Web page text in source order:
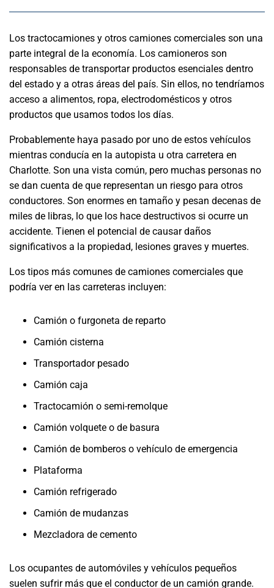
Los tractocamiones y otros camiones comerciales son una
parte integral de la economía. Los camioneros son
responsables de transportar productos esenciales dentro
del estado y a otras áreas del país. Sin ellos, no tendríamos
acceso a alimentos, ropa, electrodomésticos y otros
productos que usamos todos los días.
Probablemente haya pasado por uno de estos vehículos
mientras conducía en la autopista u otra carretera en
Charlotte. Son una vista común, pero muchas personas no
se dan cuenta de que representan un riesgo para otros
conductores. Son enormes en tamaño y pesan decenas de
miles de libras, lo que los hace destructivos si ocurre un
accidente. Tienen el potencial de causar daños
significativos a la propiedad, lesiones graves y muertes.
Los tipos más comunes de camiones comerciales que
podría ver en las carreteras incluyen:
Camión o furgoneta de reparto
Camión cisterna
Transportador pesado
Camión caja
Tractocamión o semi-remolque
Camión volquete o de basura
Camión de bomberos o vehículo de emergencia
Plataforma
Camión refrigerado
Camión de mudanzas
Mezcladora de cemento
Los ocupantes de automóviles y vehículos pequeños
suelen sufrir más que el conductor de un camión grande.